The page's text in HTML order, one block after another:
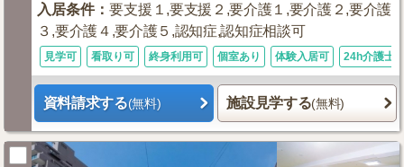
入居条件：要支援１,要支援２,要介護１,要介護２,要介護
３,要介護４,要介護５,認知症,認知症相談可
見学可 看取り可 終身利用可 個室あり 体験入居可 24h介護士
資料請求する(無料) 施設見学する(無料)